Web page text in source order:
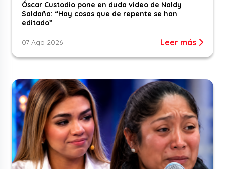
Óscar Custodio pone en duda video de Naldy
Saldaña: “Hay cosas que de repente se han
editado”
07 Ago 2026 Leer más